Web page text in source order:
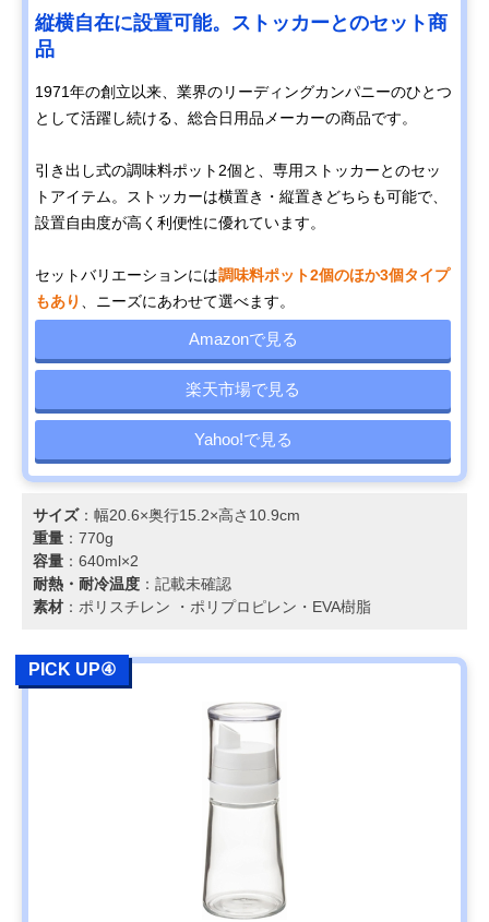
縦横自在に設置可能。ストッカーとのセット商
品
1971年の創立以来、業界のリーディングカンパニーのひとつ
として活躍し続ける、総合日用品メーカーの商品です。
引き出し式の調味料ポット2個と、専用ストッカーとのセッ
トアイテム。ストッカーは横置き・縦置きどちらも可能で、
設置自由度が高く利便性に優れています。
セットバリエーションには調味料ポット2個のほか3個タイプ
もあり
、ニーズにあわせて選べます。
Amazonで見る
楽天市場で見る
Yahoo!で見る
サイズ：幅20.6×奥行15.2×高さ10.9cm
重量 ：770g
容量 ：640ml×2
耐熱・耐冷温度 ：記載未確認
素材 ：ポリスチレン ・ポリプロピレン・EVA樹脂
PICK UP④